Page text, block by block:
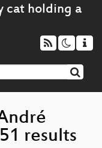
results